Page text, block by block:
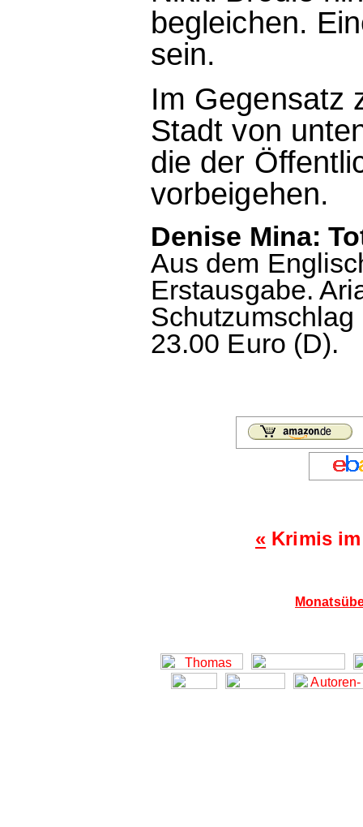
begleichen.
sein.
Im Gegensatz
Stadt von
die der
vorbeigehen.
Denise Mina:
Aus dem
Erstausgabe.
23.00 Euro (D).
« Krimis